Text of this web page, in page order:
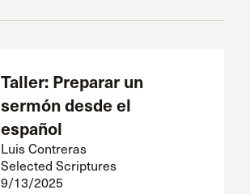
Taller: Preparar un
sermón desde el
español
Luis Contreras
Selected Scriptures
9/13/2025